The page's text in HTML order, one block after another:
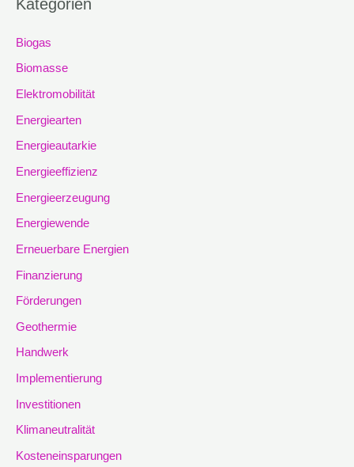
Kategorien
Biogas
Biomasse
Elektromobilität
Energiearten
Energieautarkie
Energieeffizienz
Energieerzeugung
Energiewende
Erneuerbare Energien
Finanzierung
Förderungen
Geothermie
Handwerk
Implementierung
Investitionen
Klimaneutralität
Kosteneinsparungen